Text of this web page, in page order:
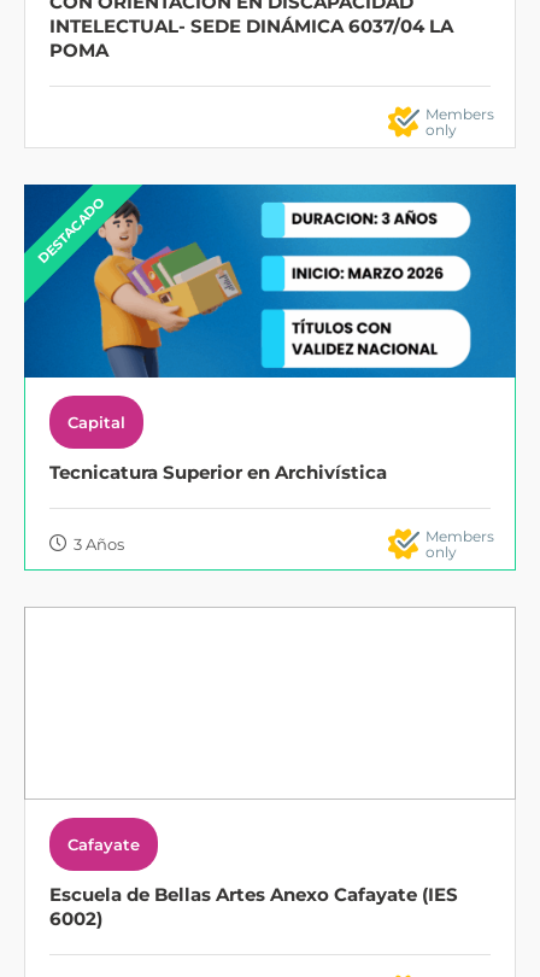
INTELECTUAL- SEDE DINÁMICA 6037/04 LA
POMA
Members
only
DESTACADO
Capital
Tecnicatura Superior en Archivística
3 Años
Members
only
Cafayate
Escuela de Bellas Artes Anexo Cafayate (IES
6002)